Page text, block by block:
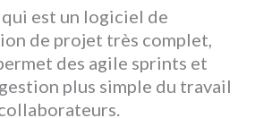
qui est un logiciel de
de projet très complet,
des agile sprints et
plus simple du travail